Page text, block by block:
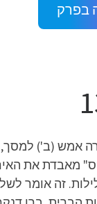
בפרק
אמש (ב') למסך,
מאבדת את
זה אומר